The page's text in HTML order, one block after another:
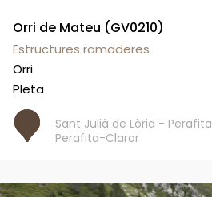
Orri de Mateu (GV0210)
Estructures ramaderes
Orri
Pleta
Sant Julià de Lòria -
Perafita-Claror